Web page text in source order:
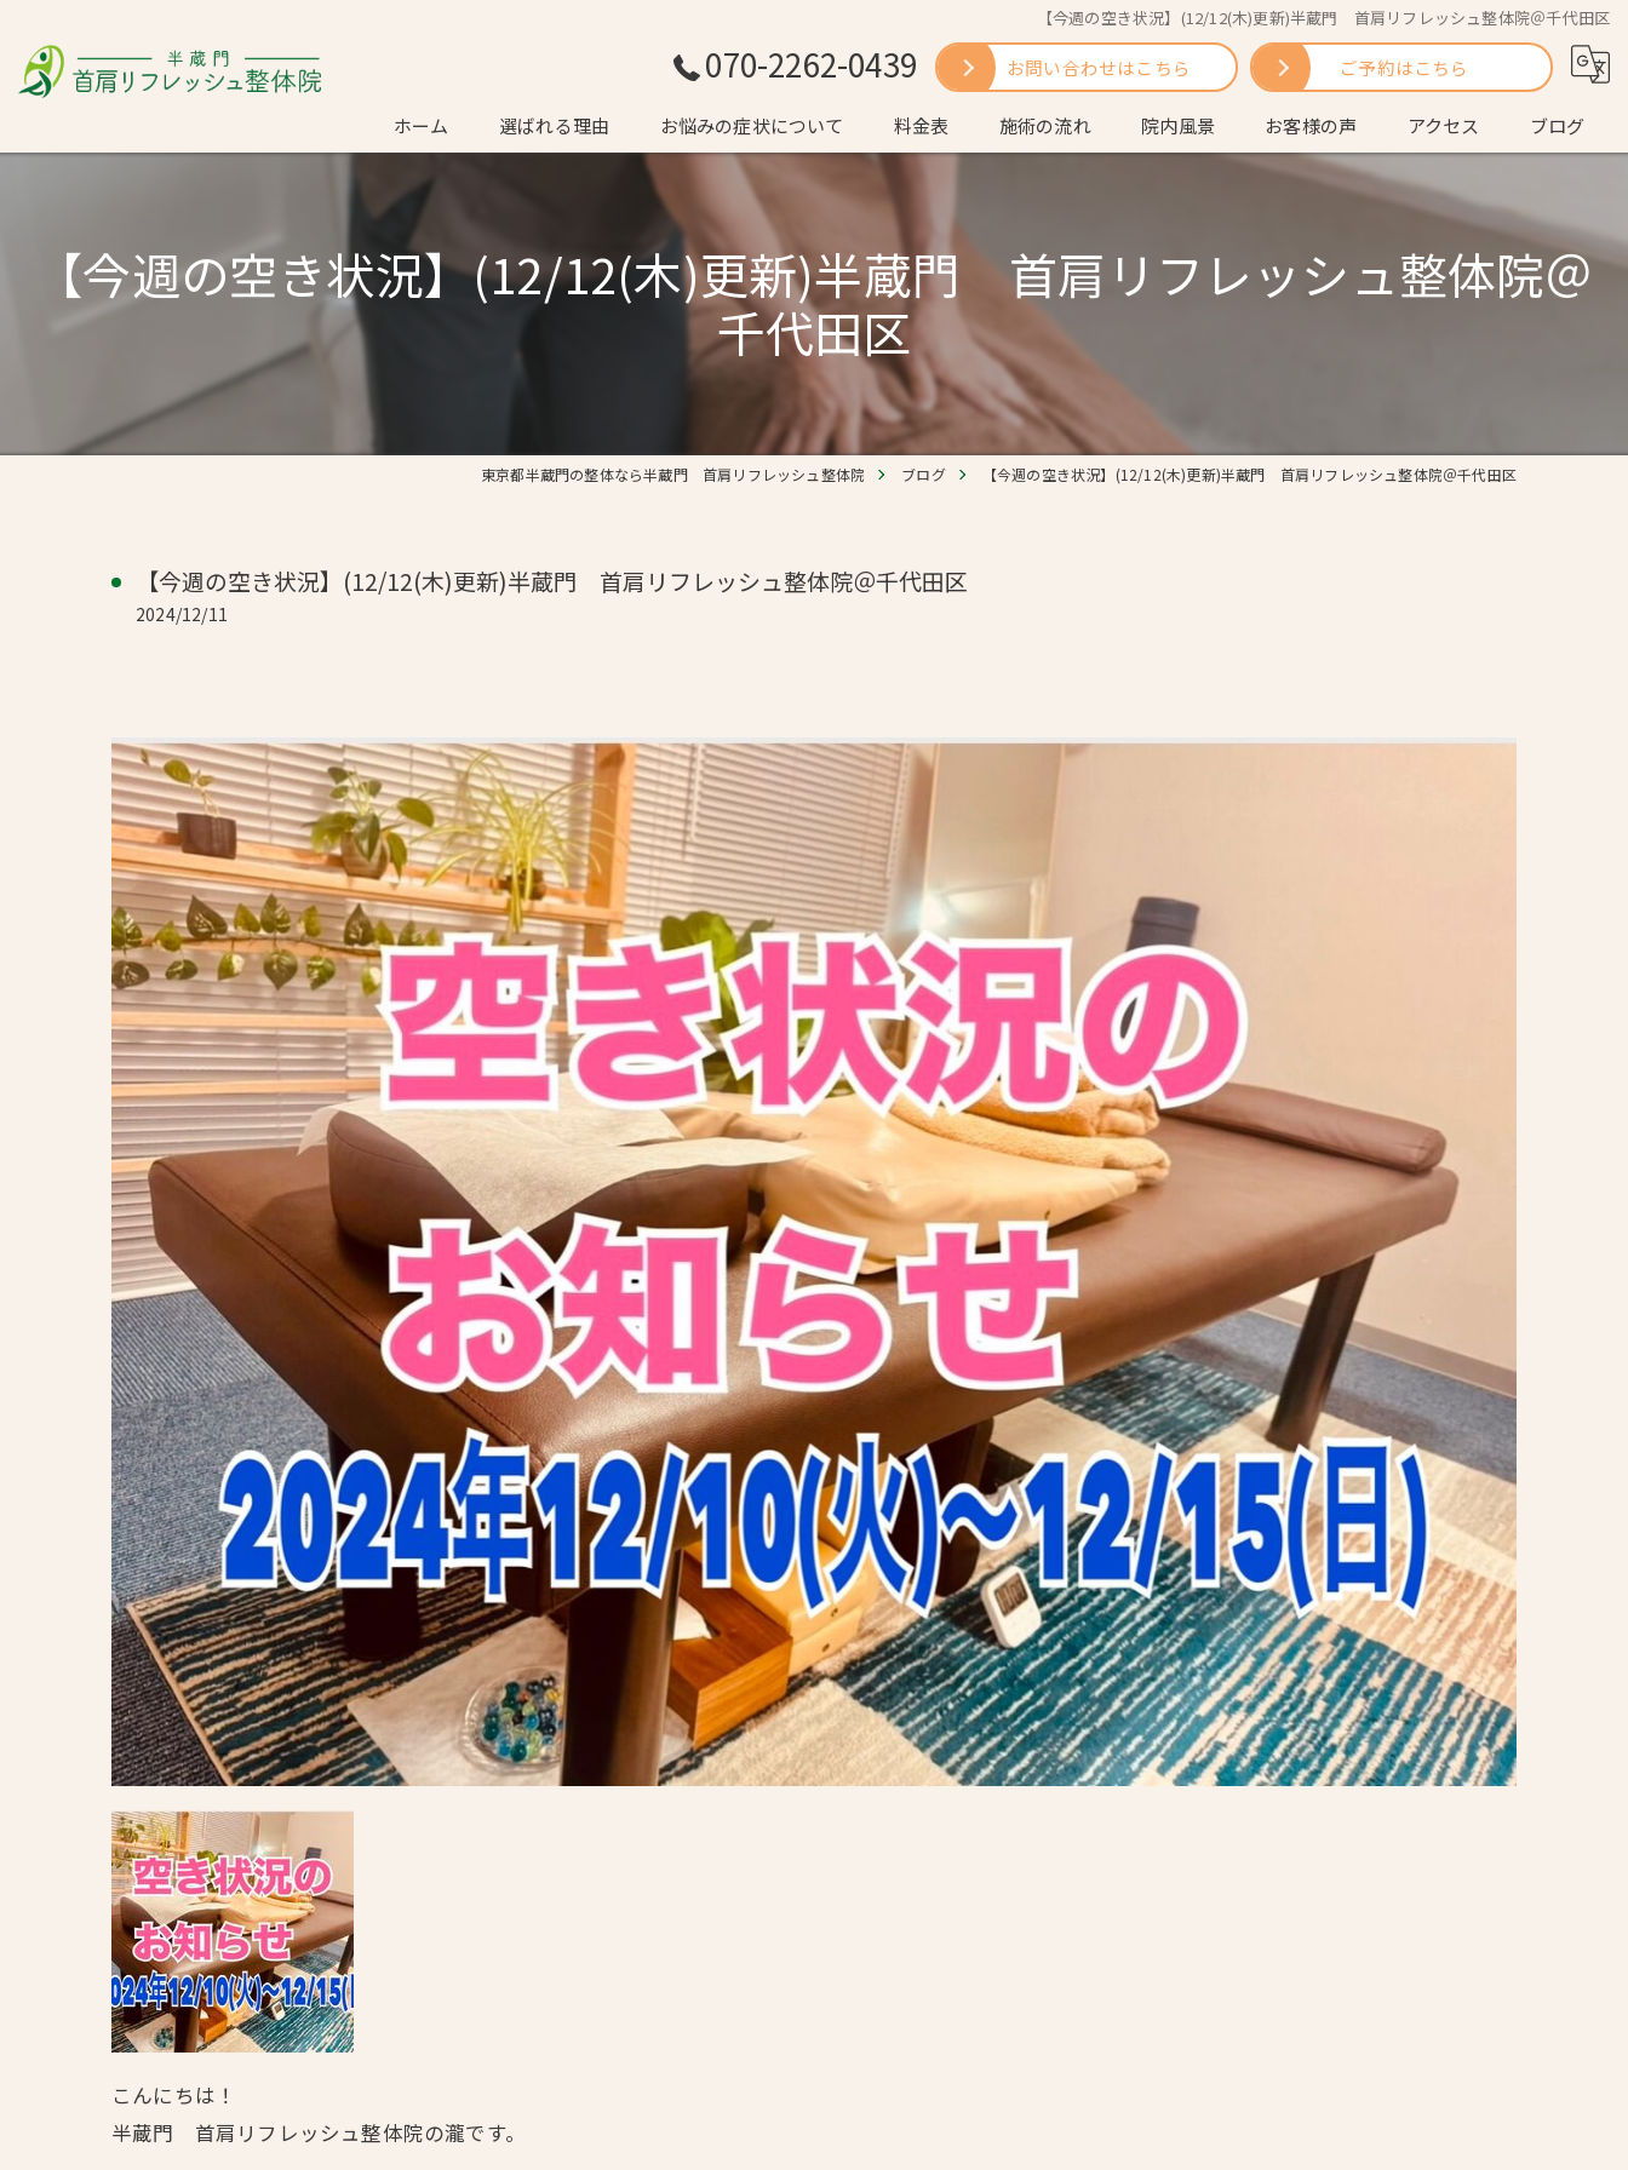
【今週の空き状況】(12/12(木)更新)半蔵門 首肩リフレッシュ整体院＠千代田区
070-2262-0439 お問い合わせはこちら ご予約はこちら
ホーム 選ばれる理由 お悩みの症状について 料金表 施術の流れ 院内風景 お客様の声 アクセス ブログ
【今週の空き状況】(12/12(木)更新)半蔵門 首肩リフレッシュ整体院＠
千代田区
東京都半蔵門の整体なら半蔵門 首肩リフレッシュ整体院 ブログ 【今週の空き状況】(12/12(木)更新)半蔵門 首肩リフレッシュ整体院＠千代田区
【今週の空き状況】(12/12(木)更新)半蔵門 首肩リフレッシュ整体院＠千代田区
2024/12/11
こんにちは！
半蔵門 首肩リフレッシュ整体院の瀧です。